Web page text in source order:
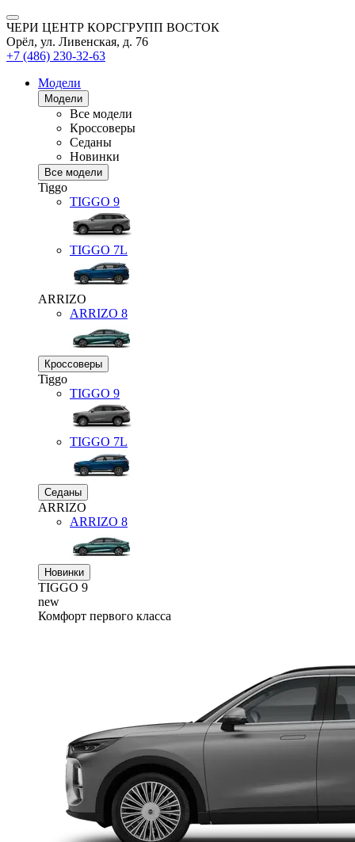
ЧЕРИ ЦЕНТР КОРСГРУПП ВОСТОК
Орёл, ул. Ливенская, д. 76
+7 (486) 230-32-63
Модели
Модели
Все модели
Кроссоверы
Седаны
Новинки
Все модели
Tiggo
TIGGO 9
TIGGO 7L
ARRIZO
ARRIZO 8
Кроссоверы
Tiggo
TIGGO 9
TIGGO 7L
Седаны
ARRIZO
ARRIZO 8
Новинки
TIGGO 9
new
Комфорт первого класса